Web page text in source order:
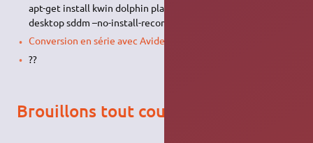
apt-get install kwin dolphin plasma-desktop kde-plasma-
desktop sddm –no-install-recommends –no-install-suggests
Conversion en série avec Avidemux
??
Brouillons tout court